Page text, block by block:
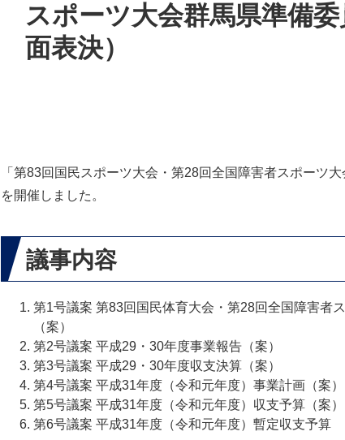
スポーツ大会群馬県準備
面表決）
「第83回国民スポーツ大会・第28回全国障害者スポーツ
を開催しました。
議事内容
第1号議案 第83回国民体育大会・第28回全国障害者
（案）
第2号議案 平成29・30年度事業報告（案）
第3号議案 平成29・30年度収支決算（案）
第4号議案 平成31年度（令和元年度）事業計画（案）
第5号議案 平成31年度（令和元年度）収支予算（案）
第6号議案 平成31年度（令和元年度）暫定収支予算